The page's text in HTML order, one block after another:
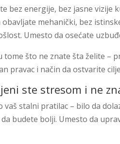
bez energije, bez jasne vizije
mehanički, bez
Umesto da osećate
tome što ne znate šta želite –
pravac i način da ostvarite
ste stresom i ne
vaš stalni pratilac – bilo da
budete bolji. Umesto da